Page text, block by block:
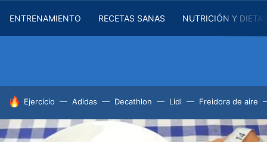
ENTRENAMIENTO RECETAS SANAS NUTRICIÓN Y
HOY SE HABLA DE
Ejercicio Adidas Decathlon Lidl Freidora de aire